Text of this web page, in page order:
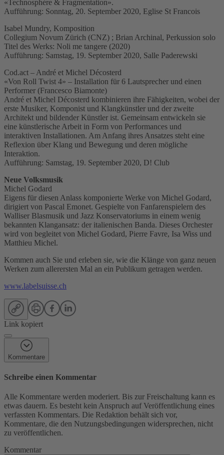
«Technosphère & Fragmentation».
Aufführung: Sonntag, 20. September 2020, Eglise St Francois
Isabel Mundry, Komposition
Collegium Novum Zürich (CNZ) ; Brian Archinal, Perkussion solo
Titel des Werks: Noli me tangere (2020)
Aufführung: Samstag, 19. September 2020, Salle Paderewski
Cod.act – André et Michel Décosterd
«Von Roll Twist 4» – Installation für 6 Lautsprecher und einen
Performer (Francesco Biamonte)
André et Michel Décosterd kombinieren ihre Fähigkeiten, wobei der
erste Musiker, Komponist und Klangkünstler und der zweite
Architekt und bildender Künstler ist. Gemeinsam entwickeln sie
eine künstlerische Arbeit in Form von Performances und
interaktiven Installationen. Am Anfang ihres Ansatzes steht eine
Reflexion über Klang und Bewegung und deren mögliche
Interaktion.
Aufführung: Samstag, 19. September 2020, D! Club
Neue Volksmusik
Michel Godard
Eigens für diesen Anlass komponierte Werke von Michel Godard,
dirigiert von Pascal Emonet. Gespielte von Fanfarenspielern des
Walliser Blasmusik und Jazz Konservatoriums in einem wenig
bekannten Klangansatz: der italienischen Banda. Dieses Orchester
wird von begleitet von Michel Godard, Pierre Favre, Isa Wiss und
Matthieu Michel.
Kommen auch Sie und erleben sie, wie die Klänge von ganz neuen
Werken zum allerersten Mal an ein Publikum getragen werden.
www.labelsuisse.ch
Link kopiert
Kommentare
Schreibe einen Kommentar
Alle Kommentare werden moderiert. Bis zur Freischaltung kann es
etwas dauern. Es besteht kein Anspruch auf Veröffentlichung eines
verfassten Kommentars. Die Redaktion behält sich vor,
Kommentare, die den Nutzungsbedingungen widersprechen, nicht
zu veröffentlichen.
Kommentar